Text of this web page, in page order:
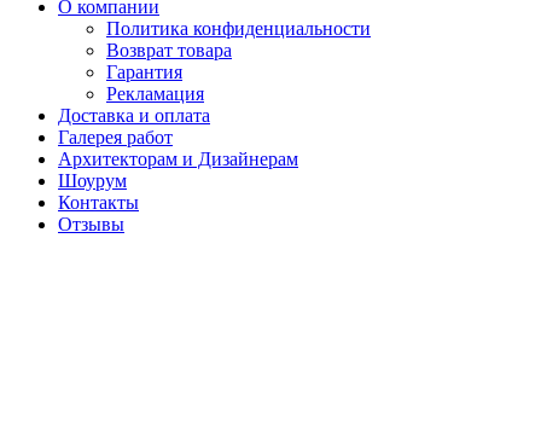
О компании
Политика конфиденциальности
Возврат товара
Гарантия
Рекламация
Доставка и оплата
Галерея работ
Архитекторам и Дизайнерам
Шоурум
Контакты
Отзывы